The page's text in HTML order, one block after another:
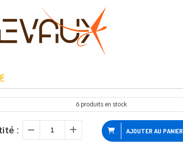
6 produits en stock
: AJOUTER AU PANIER